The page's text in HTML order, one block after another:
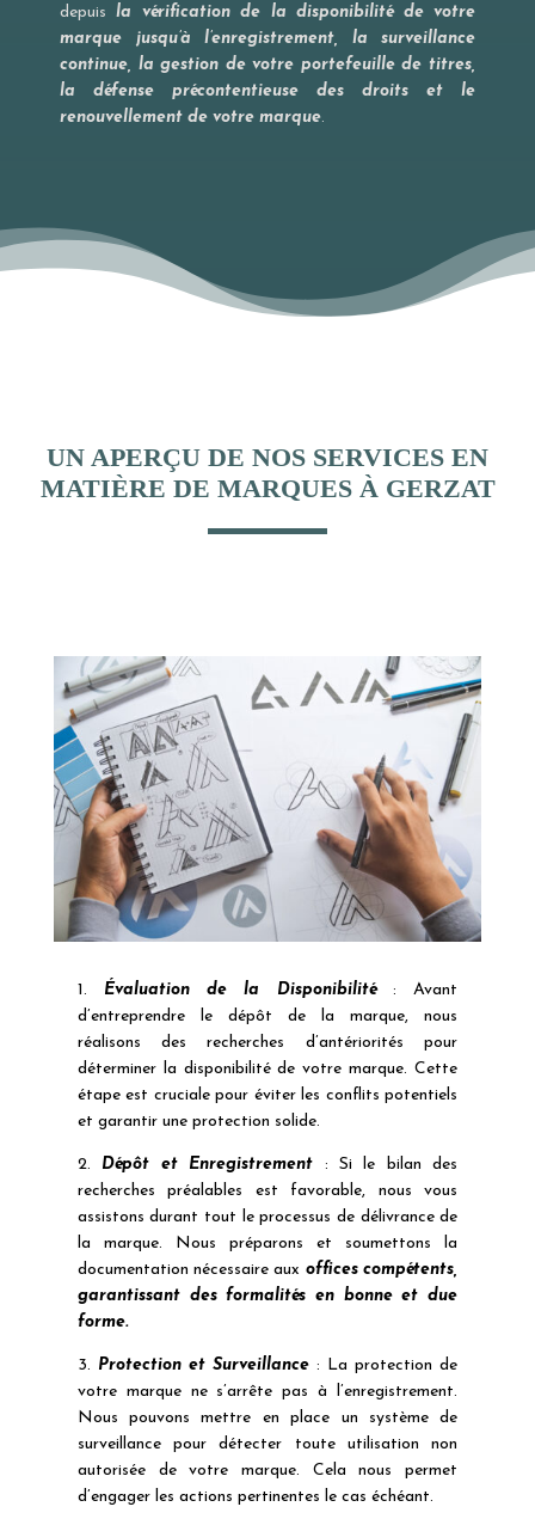
depuisla vérification de la disponibilité de votre
marque jusqu’à l’enregistrement, la surveillance
continue, la gestion de votre portefeuille de titres,
la défense précontentieuse des droits et le
renouvellement de votre marque.
UN APERÇU DE NOS SERVICES EN
MATIÈRE DE MARQUES À GERZAT
1. Évaluation de la Disponibilité: Avant
d’entreprendre le dépôt de la marque, nous
réalisons des recherches d’antériorités pour
déterminer la disponibilité de votre marque. Cette
étape est cruciale pour éviter les conflits potentiels
et garantir une protection solide.
2. Dépôt et Enregistrement : Si le bilan des
recherches préalables est favorable, nous vous
assistons durant tout le processus de délivrance de
la marque. Nous préparons et soumettons la
documentation nécessaire aux offices compétents,
garantissant des formalités en bonne et due
forme.
3. Protection et Surveillance: La protection de
votre marque ne s’arrête pas à l’enregistrement.
Nous pouvons mettre en place un système de
surveillance pour détecter toute utilisation non
autorisée de votre marque. Cela nous permet
d’engager les actions pertinentes le cas échéant.